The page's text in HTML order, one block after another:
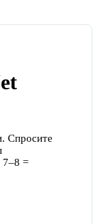
Спросите
7–8 =